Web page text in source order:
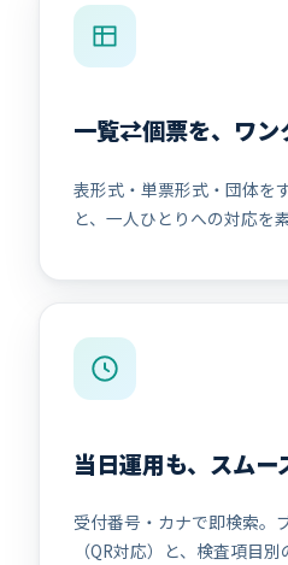
一覧⇄個票を、ワン
表形式・単票形式・団体を
と、一人ひとりへの対応を
当日運用も、スムー
受付番号・カナで即検索。
（QR対応）と、検査項目